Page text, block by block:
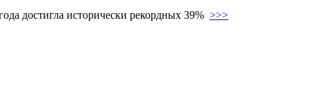
достигла исторически рекордных 39% >>>